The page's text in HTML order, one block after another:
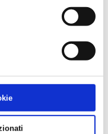
tecnici. Infine, per
di un anno, la
o sospensione della
di carcere se questo